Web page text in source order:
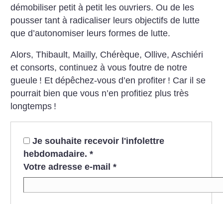
démobiliser petit à petit les ouvriers. Ou de les
pousser tant à radicaliser leurs objectifs de lutte
que d’autonomiser leurs formes de lutte.
Alors, Thibault, Mailly, Chérèque, Ollive, Aschiéri
et consorts, continuez à vous foutre de notre
gueule ! Et dépêchez-vous d’en profiter ! Car il se
pourrait bien que vous n’en profitiez plus très
longtemps !
Je souhaite recevoir l'infolettre
hebdomadaire. *
Votre adresse e-mail *